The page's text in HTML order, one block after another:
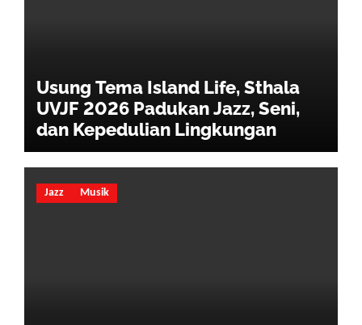
Usung Tema Island Life, Sthala
UVJF 2026 Padukan Jazz, Seni,
dan Kepedulian Lingkungan
Jazz Musik